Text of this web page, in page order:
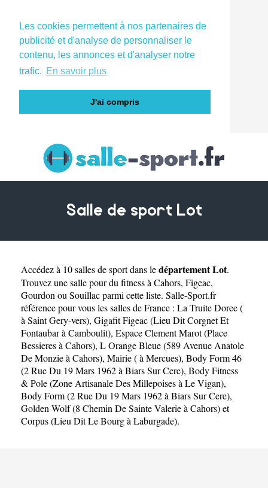
Les cookies permettent à nos partenaires de
publicité et d'analyse de personnaliser le
contenu, les annonces et d'analyser notre
trafic. En savoir plus
J'ai compris
Salle de sport Lot
Accédez à 10 salles de sport dans ledépartement Lot.
Trouvez une salle pour du fitness à Cahors, Figeac,
Gourdon ou Souillacparmi cette liste. Salle-Sport.fr
référence pour vous les salles de France : La Truite Doree (
à Saint Gery-vers), Gigafit Figeac (Lieu Dit Corgnet Et
Fontaubar à Camboulit), Espace Clement Marot (Place
Bessieres à Cahors), L Orange Bleue (589 Avenue Anatole
De Monzie à Cahors), Mairie ( à Mercues), Body Form 46
(2 Rue Du 19 Mars 1962 à Biars Sur Cere), Body Fitness
& Pole (Zone Artisanale Des Millepoises à Le Vigan),
Body Form (2 Rue Du 19 Mars 1962 à Biars Sur Cere),
Golden Wolf (8 Chemin De Sainte Valerie à Cahors)et
Corpus (Lieu Dit Le Bourg à Laburgade).